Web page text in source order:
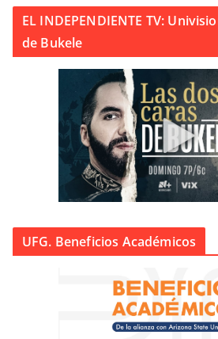
EL INDEPENDIENTE TV:
de Bukele
UFG. Beneficios Académicos